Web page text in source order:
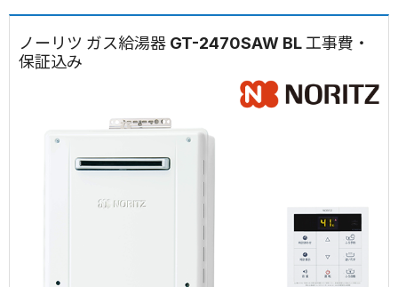
ノーリツ ガス給湯器 GT-2470SAW BL 工事費・
保証込み